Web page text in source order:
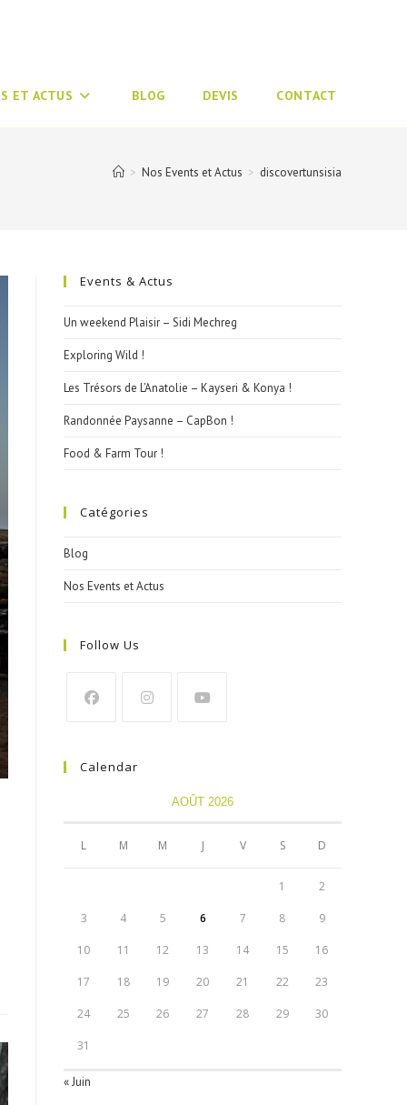
ET ACTUS BLOG DEVIS CONTACT
> Nos Events et Actus > discovertunsisia
Events & Actus
Un weekend Plaisir – Sidi Mechreg
Exploring Wild !
Les Trésors de L’Anatolie – Kayseri & Konya !
Randonnée Paysanne – CapBon !
Food & Farm Tour !
Catégories
Blog
Nos Events et Actus
Follow Us
Calendar
AOÛT 2026
L M M J V S D
1 2
3 4 5 6 7 8 9
10 11 12 13 14 15 16
17 18 19 20 21 22 23
24 25 26 27 28 29 30
31
« Juin